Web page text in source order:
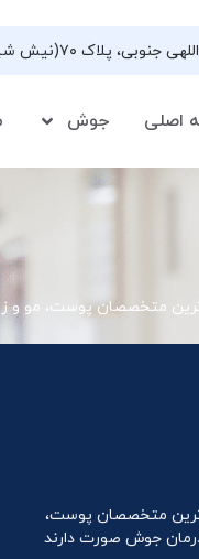
فروشی نیشکر)، واحد ۳۳ ، طبقه ۵
اصلی جوش
متخصصان پوست، مو و
متخصصان پوست،
جوش صورت دارند